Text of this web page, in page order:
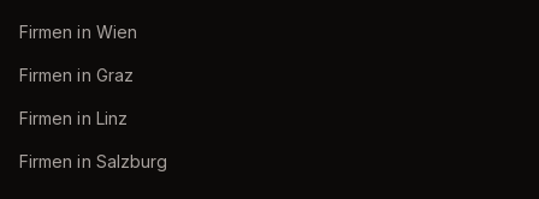
Firmen in Wien
Firmen in Graz
Firmen in Linz
Firmen in Salzburg